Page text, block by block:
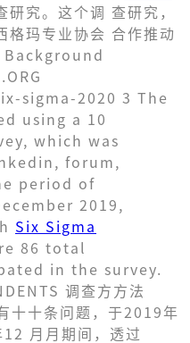
究。这个调 查研究，
格玛专业协会 合作推动
Background
sigma-2020 3 The
using a 10
which was
forum,
period of
2019,
Six Sigma
86 total
in the survey.
调查⽅方法
十条问题，于2019年
⽉月期间，透过